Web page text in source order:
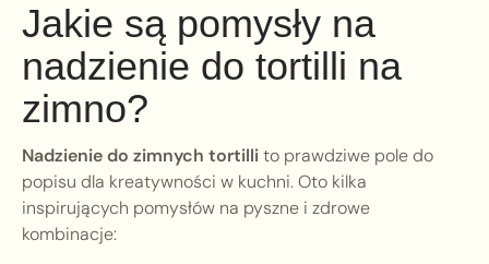
Jakie są pomysły na
nadzienie do tortilli na
zimno?
Nadzienie do zimnych tortillito prawdziwe pole do
popisu dla kreatywności w kuchni. Oto kilka
inspirujących pomysłów na pyszne i zdrowe
kombinacje: